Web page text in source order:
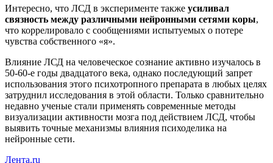
Интересно, что ЛСД в эксперименте также усиливал
связность между различными нейронными сетями коры,
что коррелировало с сообщениями испытуемых о потере
чувства собственного «я».
Влияние ЛСД на человеческое сознание активно изучалось в
50-60-е годы двадцатого века, однако последующий запрет
использования этого психотропного препарата в любых целях
затруднил исследования в этой области. Только сравнительно
недавно ученые стали применять современные методы
визуализации активности мозга под действием ЛСД, чтобы
выявить точные механизмы влияния психоделика на
нейронные сети.
Лента.ru